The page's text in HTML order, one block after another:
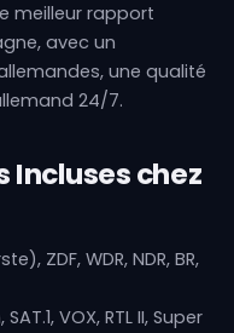
meilleur rapport
avec un
une qualité
24/7.
Incluses chez
ZDF, WDR, NDR, BR,
VOX, RTL II, Super